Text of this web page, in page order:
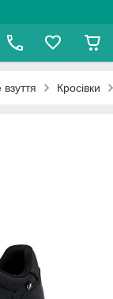
взуття Кросівки